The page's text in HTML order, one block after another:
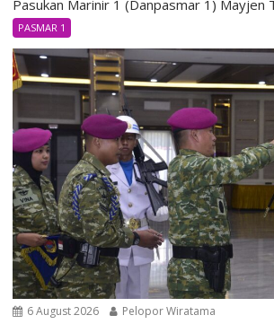
Pasukan Marinir 1 (Danpasmar 1) Mayjen
PASMAR 1
6 August 2026 Pelopor Wiratama